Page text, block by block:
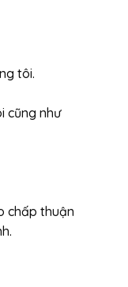
tôi.
cũng như
chấp thuận